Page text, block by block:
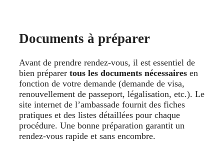
Documents à préparer
Avant de prendre rendez-vous, il est essentiel de
bien préparer tous les documents nécessaires en
fonction de votre demande (demande de visa,
renouvellement de passeport, légalisation, etc.). Le
site internet de l’ambassade fournit des fiches
pratiques et des listes détaillées pour chaque
procédure. Une bonne préparation garantit un
rendez-vous rapide et sans encombre.